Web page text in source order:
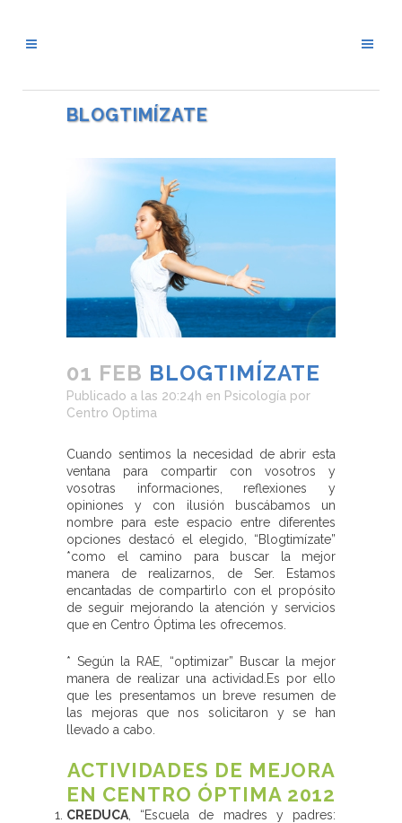
BLOGTIMÍZATE
01 FEB BLOGTIMÍZATE
Publicado a las 20:24h en Psicología por
Centro Optima
Cuando sentimos la necesidad de abrir esta
ventana para compartir con vosotros y
vosotras informaciones, reflexiones y
opiniones y con ilusión buscábamos un
nombre para este espacio entre diferentes
opciones destacó el elegido, “Blogtimízate”
*como el camino para buscar la mejor
manera de realizarnos, de Ser. Estamos
encantadas de compartirlo con el propósito
de seguir mejorando la atención y servicios
que en Centro Óptima les ofrecemos.
* Según la RAE, “optimizar” Buscar la mejor
manera de realizar una actividad.Es por ello
que les presentamos un breve resumen de
las mejoras que nos solicitaron y se han
llevado a cabo.
ACTIVIDADES DE MEJORA
EN CENTRO ÓPTIMA 2012
CREDUCA , “Escuela de madres y padres: